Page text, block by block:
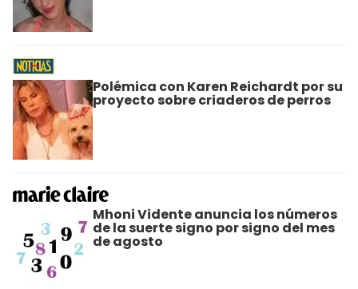
Polémica con Karen Reichardt por su
proyecto sobre criaderos de perros
Mhoni Vidente anuncia los números
de la suerte signo por signo del mes
de agosto